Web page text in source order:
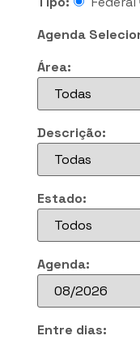
Agenda
Área:
Descrição:
Estado:
Agenda:
Entre dias: